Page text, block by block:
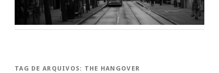
TAG DE ARQUIVOS: THE HANGOVER